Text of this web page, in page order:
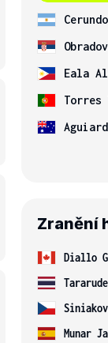
Eala
Torres
Zranění
Diallo
Munar